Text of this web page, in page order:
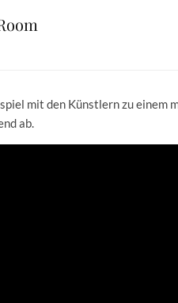
mit den Künstlern zu einem
ab.